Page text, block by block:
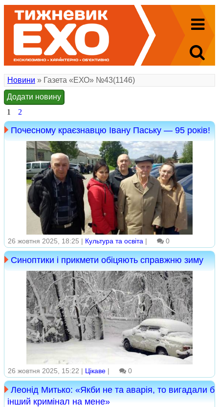
Новини » Газета «ЕХО» №43(1146)
Додати новину
1
2
Почесному краєзнавцю Івану Паську — 95 років!
26 жовтня 2025, 18:25 | Культура та освіта | 0
Синоптики і прикмети обіцяють справжню зиму
26 жовтня 2025, 15:22 | Цікаве | 0
Леонід Митько: «Якби не та аварія, то вигадали б
інший кримінал на мене»